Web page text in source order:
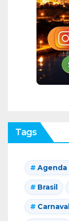
Tags
Agenda
Brasil